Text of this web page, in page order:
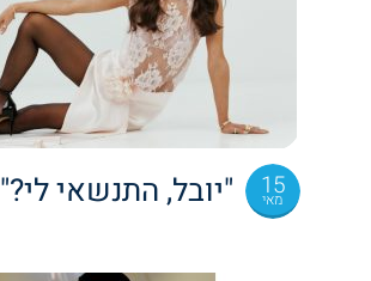
15
מאי "יובל, התנשאי לי?"